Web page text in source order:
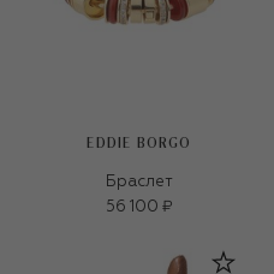
EDDIE BORGO
Браслет
56 100 ₽